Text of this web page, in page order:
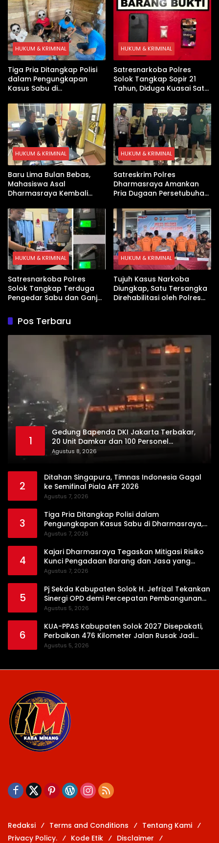
HUKUM & KRIMINAL
Tiga Pria Ditangkap Polisi
dalam Pengungkapan
Kasus Sabu di
Digital hingga Bong Disita
HUKUM & KRIMINAL
Satresnarkoba Polres
Solok Tangkap Sopir 21
Tahun, Diduga Kuasai Satu
HUKUM & KRIMINAL
Baru Lima Bulan Bebas,
Mahasiswa Asal
Dharmasraya Kembali
HUKUM & KRIMINAL
Satreskrim Polres
Dharmasraya Amankan
Pria Dugaan Persetubuhan
HUKUM & KRIMINAL
Satresnarkoba Polres
Solok Tangkap Terduga
Pengedar Sabu dan Ganja
HUKUM & KRIMINAL
Tujuh Kasus Narkoba
Diungkap, Satu Tersangka
Direhabilitasi oleh Polres
Pos Terbaru
1
Gedung Bapenda DKI Jakarta Terbakar,
20 Unit Damkar dan 100 Personel
Dikerahkan
Agustus 8, 2026
2
Ditahan Singapura, Timnas Indonesia Gagal
ke Semifinal Piala AFF 2026
Agustus 7, 2026
3
Tiga Pria Ditangkap Polisi dalam
Pengungkapan Kasus Sabu di Dharmasraya,
Timbangan Digital hingga Bong Disita
Agustus 7, 2026
4
Kajari Dharmasraya Tegaskan Mitigasi Risiko
Kunci Pengadaan Barang dan Jasa yang
Bersih
Agustus 7, 2026
5
Pj Sekda Kabupaten Solok H. Jefrizal Tekankan
Sinergi OPD demi Percepatan Pembangunan
Daerah
Agustus 5, 2026
6
KUA-PPAS Kabupaten Solok 2027 Disepakati,
Perbaikan 476 Kilometer Jalan Rusak Jadi
Prioritas
Agustus 5, 2026
Redaksi Terms and Conditions
Tentang Kami
Privacy Policy.
Kode Etik Disclaimer